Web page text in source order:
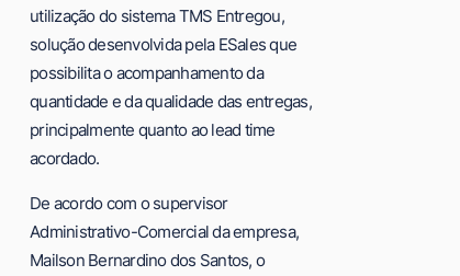
utilização do sistema TMS Entregou,
solução desenvolvida pela ESales que
possibilita o acompanhamento da
quantidade e da qualidade das entregas,
principalmente quanto ao lead time
acordado.
De acordo com o supervisor
Administrativo-Comercial da empresa,
Mailson Bernardino dos Santos, o